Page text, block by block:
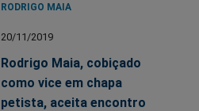
RODRIGO MAIA
20/11/2019
Rodrigo Maia, cobiçado
como vice em chapa
petista, aceita encontro